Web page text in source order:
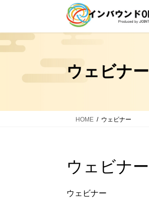
テ
ン
ゲ
ー
ウェビナー
HOME ウェビナー
ウェビナー
ウェビナー